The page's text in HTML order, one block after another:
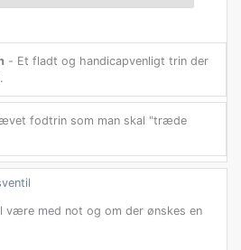
- Et fladt og handicapvenligt trin der
fodtrin som man skal "træde
være med not og om der ønskes en